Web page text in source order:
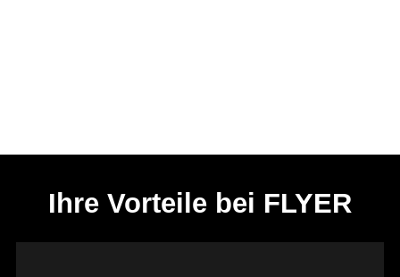
Ihre Vorteile bei FLYER